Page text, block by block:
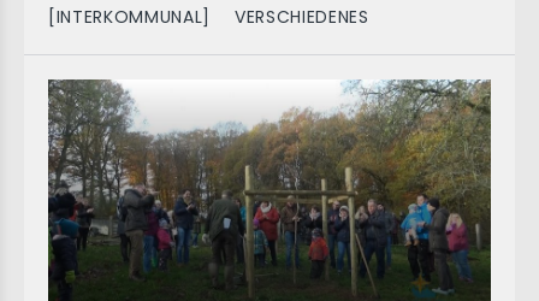
[INTERKOMMUNAL] VERSCHIEDENES